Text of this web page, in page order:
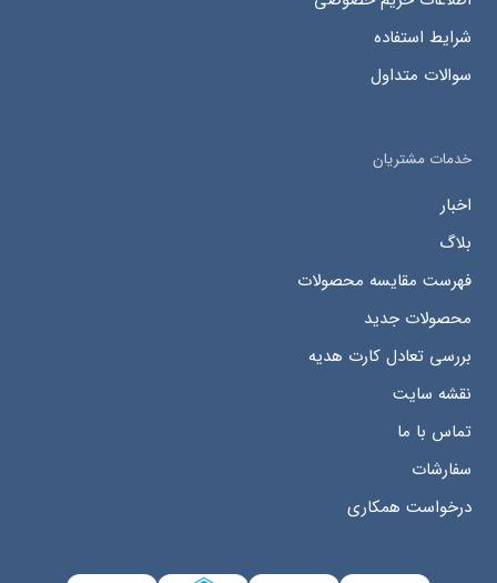
شرایط استفاده
سوالات متداول
خدمات مشتریان
اخبار
بلاگ
فهرست مقایسه محصولات
محصولات جدید
بررسی تعادل کارت هدیه
نقشه سایت
تماس با ما
سفارشات
درخواست همکاری